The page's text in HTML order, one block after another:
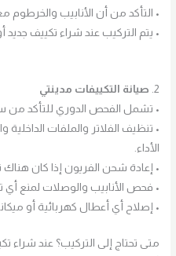
• التأكد من أن الأنابيب
• يتم التركيب عند شراء تكييف جديد
2. صيانة التكييفات مدينتي
• تشمل الفحص الدوري للتأكد من
• تنظيف الفلاتر والملفات الداخلية
الأداء.
• إعادة شحن الفريون إذا كان هناك
• فحص الأنابيب والوصلات لمنع أي
• إصلاح أي أعطال كهربائية أو
متى تحتاج إلى التركيب؟ عند شراء